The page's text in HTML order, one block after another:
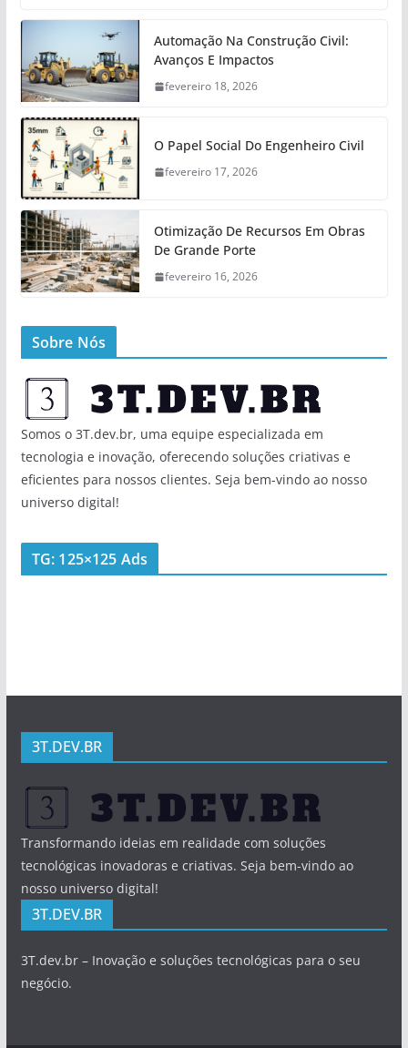
Automação Na Construção Civil:
Avanços E Impactos
fevereiro 18, 2026
O Papel Social Do Engenheiro Civil
fevereiro 17, 2026
Otimização De Recursos Em Obras
De Grande Porte
fevereiro 16, 2026
Sobre Nós
Somos o 3T.dev.br, uma equipe especializada em
tecnologia e inovação, oferecendo soluções criativas e
eficientes para nossos clientes. Seja bem-vindo ao nosso
universo digital!
TG: 125×125 Ads
3T.DEV.BR
Transformando ideias em realidade com soluções
tecnológicas inovadoras e criativas. Seja bem-vindo ao
nosso universo digital!
3T.DEV.BR
3T.dev.br – Inovação e soluções tecnológicas para o seu
negócio.